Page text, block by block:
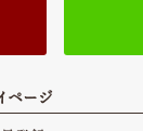
ページ